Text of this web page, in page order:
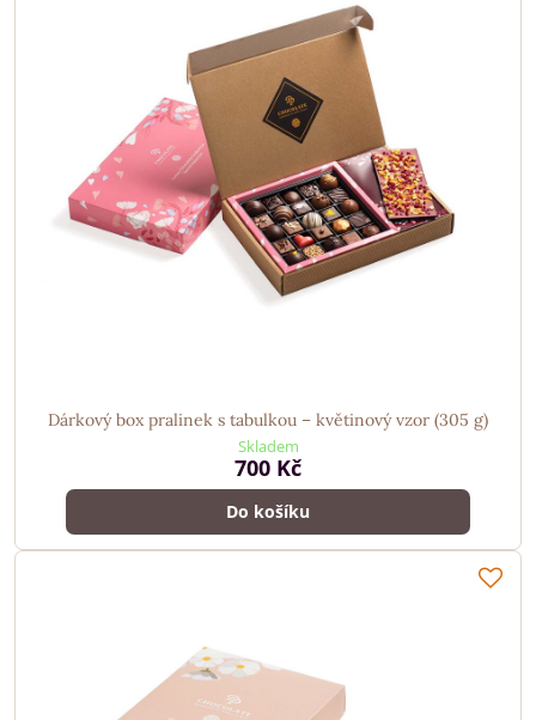
Dárkový box pralinek s tabulkou – květinový vzor (305 g)
Skladem
700 Kč
Do košíku